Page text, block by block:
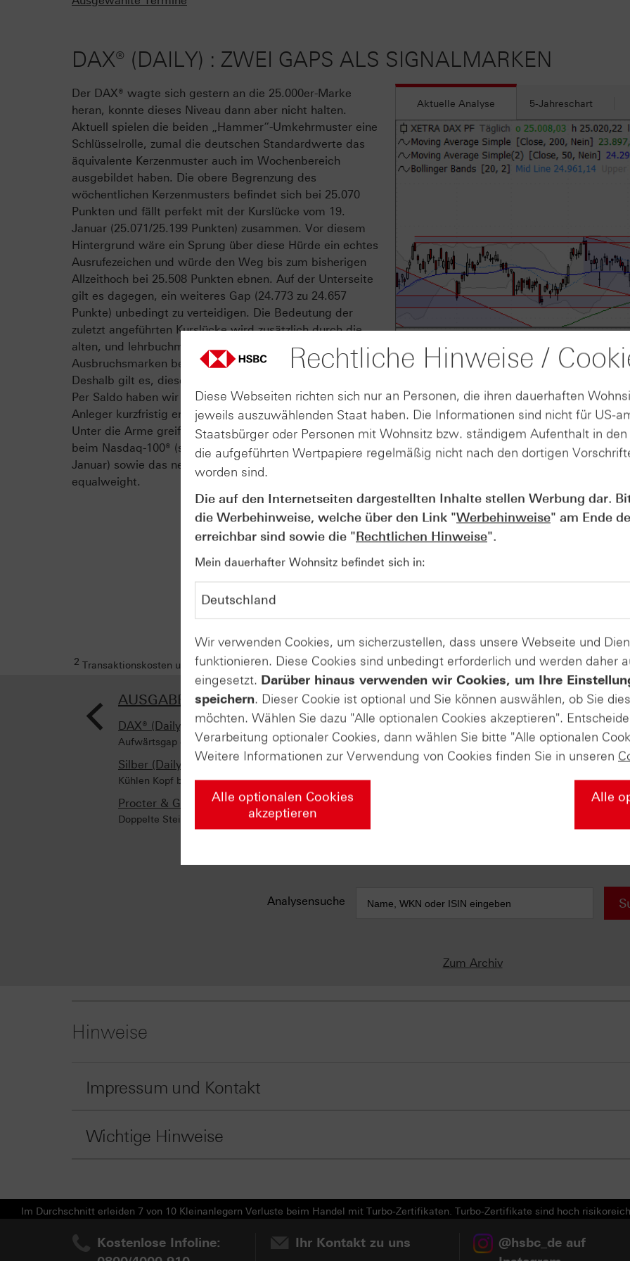
DAX® (DAILY) : ZWEI GAPS ALS SIGNALMARKEN
Aktuelle Analyse 5-Jahreschart
Quelle: LSEG, tradesignal² / 5-Jahreschart
Der DAX® wagte sich gestern an die 25.000er-Marke
heran, konnte dieses Niveau dann aber nicht halten.
Aktuell spielen die beiden „Hammer“-Umkehrmuster eine
Schlüsselrolle, zumal die deutschen Standardwerte das
äquivalente Kerzenmuster auch im Wochenbereich
ausgebildet haben. Die obere Begrenzung des
wöchentlichen Kerzenmusters befindet sich bei 25.070
Punkten und fällt perfekt mit der Kurslücke vom 19.
Januar (25.071/25.199 Punkten) zusammen. Vor diesem
Hintergrund wäre ein Sprung über diese Hürde ein echtes
Ausrufezeichen und würde den Weg bis zum bisherigen
Allzeithoch bei 25.508 Punkten ebnen. Auf der Unterseite
gilt es dagegen, ein weiteres Gap (24.773 zu 24.657
Punkte) unbedingt zu verteidigen. Die Bedeutung der
zuletzt angeführten Kurslücke wird zusätzlich durch die
alten, und lehrbuchmäßig zurückgetesteten,
Ausbruchsmarken bei 24.700/24.600 Punkten bestätigt.
Deshalb gilt es, diese Bastion unbedingt zu verteidigen.
Per Saldo haben wir damit die für Anlegerinnen und
Anleger kurzfristig entscheidenden Leitplanken definiert.
Unter die Arme greift dem möglicherweise der Ausbruch
beim Nasdaq-100® (siehe „HSBC Daily Trading“ vom 26.
Januar) sowie das neue Allzeithoch beim Nasdaq-100®
equalweight.
2 Transaktionskosten und Ihr Depotpreis (soweit diese anfallen) sind in der Darstellung nicht berücksichtigt und
< AUSGABE VOM 27.01.2026
DAX® (Daily)
Aufwärtsgap erfolgreich verteidigt
Silber (Daily)
Kühlen Kopf bewahren!
Procter & Gamble Co. (Weekly)
Doppelte Steilvorlage
AUSGABE VOM 28.01.2026
DAX® (Daily)
Zwei Gaps als Signalmarken
Platin (Monthly)
Analysensuche
Zum Archiv
Hinweise
Impressum und Kontakt
Wichtige Hinweise
Im Durchschnitt erleiden 7 von 10 Kleinanlegern Verluste beim Handel mit Turbo-Zertifikaten. Turbo-Zertifikate sind hoch
Kostenlose Infoline:
Ihr Kontakt zu uns
@hsbc_de auf
Rechtliche Hinweise /
Diese Webseiten richten sich nur an Personen, die ihren dauerhaften
jeweils auszuwählenden Staat haben. Die Informationen sind nicht für US-
Staatsbürger oder Personen mit Wohnsitz bzw. ständigem Aufenthalt in
die aufgeführten Wertpapiere regelmäßig nicht nach den dortigen
worden sind.
Die auf den Internetseiten dargestellten Inhalte stellen Werbung dar.
die Werbehinweise, welche über den Link "Werbehinweise" am Ende
erreichbar sind sowie die "Rechtlichen Hinweise".
Mein dauerhafter Wohnsitz befindet sich in:
Wir verwenden Cookies, um sicherzustellen, dass unsere Webseite und
funktionieren. Diese Cookies sind unbedingt erforderlich und werden daher
eingesetzt. Darüber hinaus verwenden wir Cookies, um Ihre
speichern. Dieser Cookie ist optional und Sie können auswählen, ob Sie
möchten. Wählen Sie dazu "Alle optionalen Cookies akzeptieren".
Verarbeitung optionaler Cookies, dann wählen Sie bitte "Alle optionalen
Weitere Informationen zur Verwendung von Cookies finden Sie in unseren
Alle optionalen Cookies
akzeptieren
Alle